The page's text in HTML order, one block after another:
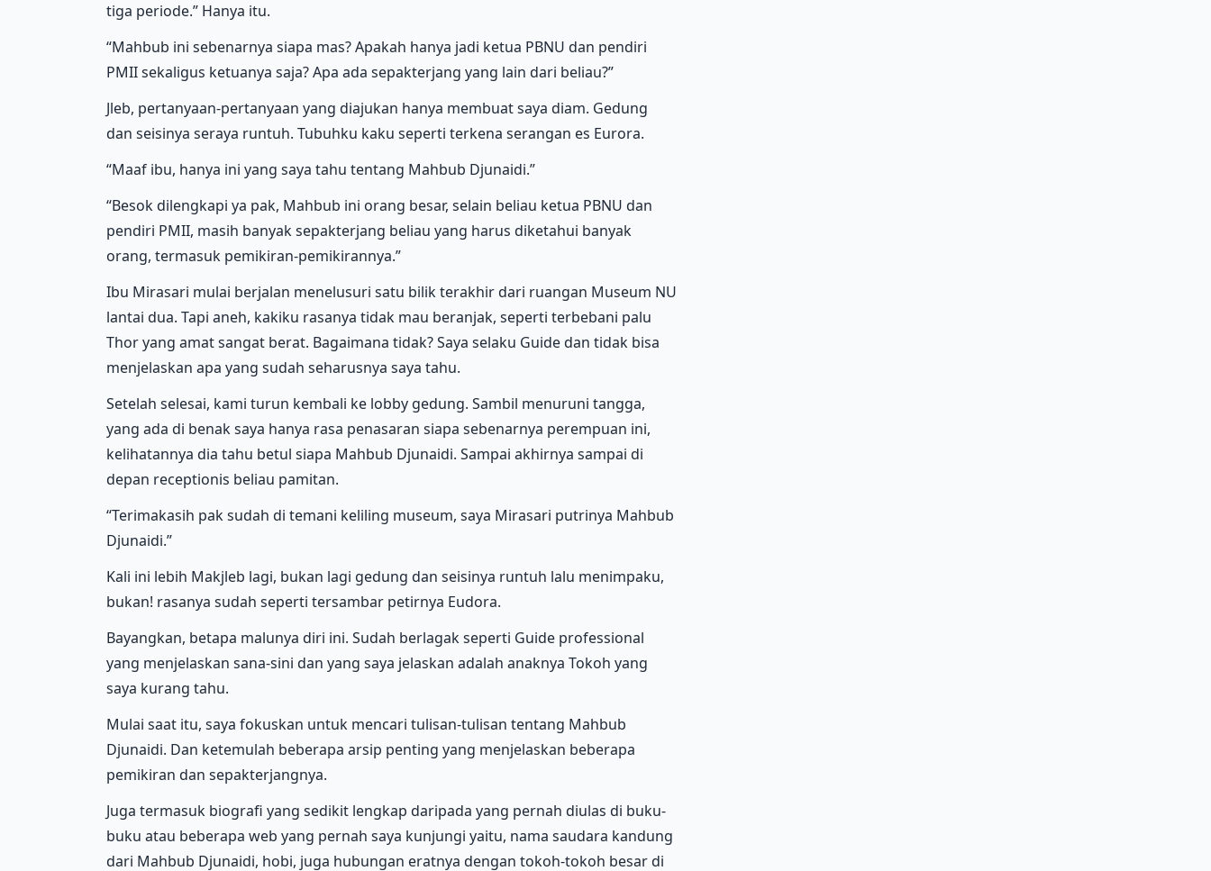
tiga periode.” Hanya itu.
“Mahbub ini sebenarnya siapa mas? Apakah hanya jadi ketua PBNU dan pendiri
PMII sekaligus ketuanya saja? Apa ada sepakterjang yang lain dari beliau?”
Jleb, pertanyaan-pertanyaan yang diajukan hanya membuat saya diam. Gedung
dan seisinya seraya runtuh. Tubuhku kaku seperti terkena serangan es Eurora.
“Maaf ibu, hanya ini yang saya tahu tentang Mahbub Djunaidi.”
“Besok dilengkapi ya pak, Mahbub ini orang besar, selain beliau ketua PBNU dan
pendiri PMII, masih banyak sepakterjang beliau yang harus diketahui banyak
orang, termasuk pemikiran-pemikirannya.”
Ibu Mirasari mulai berjalan menelusuri satu bilik terakhir dari ruangan Museum NU
lantai dua. Tapi aneh, kakiku rasanya tidak mau beranjak, seperti terbebani palu
Thor yang amat sangat berat. Bagaimana tidak? Saya selaku Guide dan tidak bisa
menjelaskan apa yang sudah seharusnya saya tahu.
Setelah selesai, kami turun kembali ke lobby gedung. Sambil menuruni tangga,
yang ada di benak saya hanya rasa penasaran siapa sebenarnya perempuan ini,
kelihatannya dia tahu betul siapa Mahbub Djunaidi. Sampai akhirnya sampai di
depan receptionis beliau pamitan.
“Terimakasih pak sudah di temani keliling museum, saya Mirasari putrinya Mahbub
Djunaidi.”
Kali ini lebih Makjleb lagi, bukan lagi gedung dan seisinya runtuh lalu menimpaku,
bukan! rasanya sudah seperti tersambar petirnya Eudora.
Bayangkan, betapa malunya diri ini. Sudah berlagak seperti Guide professional
yang menjelaskan sana-sini dan yang saya jelaskan adalah anaknya Tokoh yang
saya kurang tahu.
Mulai saat itu, saya fokuskan untuk mencari tulisan-tulisan tentang Mahbub
Djunaidi. Dan ketemulah beberapa arsip penting yang menjelaskan beberapa
pemikiran dan sepakterjangnya.
Juga termasuk biografi yang sedikit lengkap daripada yang pernah diulas di buku-
buku atau beberapa web yang pernah saya kunjungi yaitu, nama saudara kandung
dari Mahbub Djunaidi, hobi, juga hubungan eratnya dengan tokoh-tokoh besar di